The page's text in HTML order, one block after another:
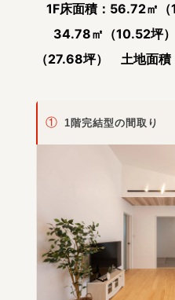
1F床面積：56.72㎡
34.78㎡（10.52坪
（27.68坪） 土地面
① 1階完結型の間取り